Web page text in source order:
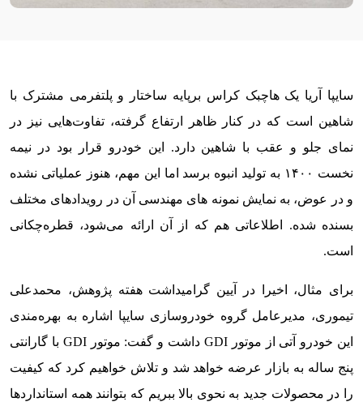
سایپا آریا یک هاچبک کراس برپایه ساختار و پلتفرمی مشترک با
شاهین است که در کنار ظاهر ارتفاع گرفته، تفاوت‌هایی نیز در
نمای جلو و عقب با شاهین دارد. این خودرو قرار بود در نیمه
نخست ۱۴۰۰ به تولید انبوه برسد اما این مهم، هنوز عملیاتی نشده
و در عوض، به نمایش نمونه های مهندسی آن در رویدادهای مختلف
بسنده شده. اطلاعاتی هم که از آن ارائه می‌شود، قطره‌چکانی
است.
برای مثال، اخیرا در آیین گرامیداشت هفته پژوهش، محمدعلی
تیموری، مدیرعامل گروه خودروسازی سایپا اشاره به بهره‌مندی
این خودرو آتی از موتور GDI داشت و گفت: موتور GDI با گارانتی
پنج ساله به بازار عرضه خواهد شد و تلاش خواهیم کرد که کیفیت
را در محصولات جدید به نحوی بالا ببریم که بتوانند همه استانداردها